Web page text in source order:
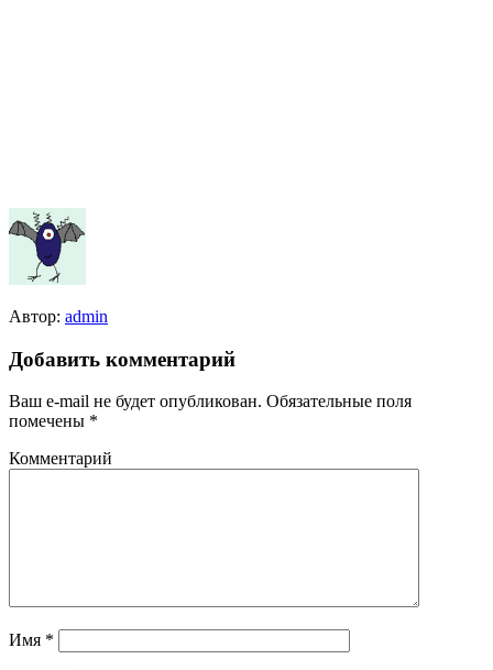
Автор: admin
Добавить комментарий
Ваш e-mail не будет опубликован. Обязательные поля
помечены *
Комментарий
Имя *